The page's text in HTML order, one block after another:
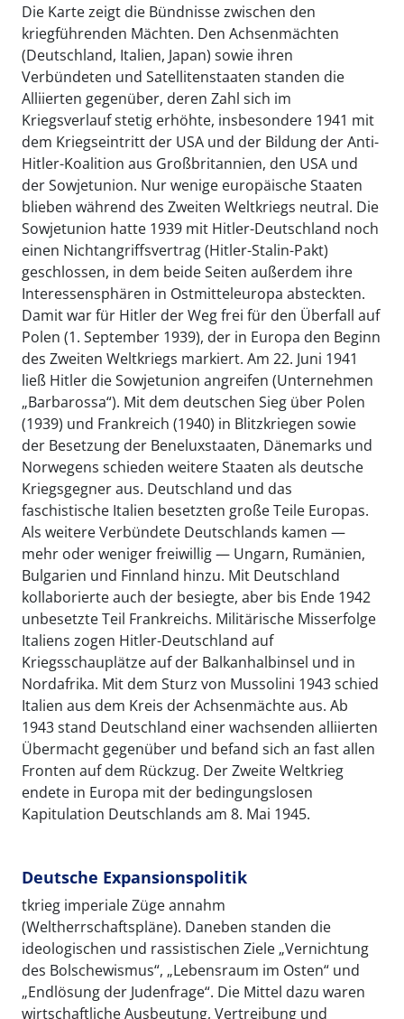
Die Karte zeigt die Bündnisse zwischen den
kriegführenden Mächten. Den Achsenmächten
(Deutschland, Italien, Japan) sowie ihren
Verbündeten und Satellitenstaaten standen die
Alliierten gegenüber, deren Zahl sich im
Kriegsverlauf stetig erhöhte, insbesondere 1941 mit
dem Kriegseintritt der USA und der Bildung der Anti-
Hitler-Koalition aus Großbritannien, den USA und
der Sowjetunion. Nur wenige europäische Staaten
blieben während des Zweiten Weltkriegs neutral. Die
Sowjetunion hatte 1939 mit Hitler-Deutschland noch
einen Nichtangriffsvertrag (Hitler-Stalin-Pakt)
geschlossen, in dem beide Seiten außerdem ihre
Interessensphären in Ostmitteleuropa absteckten.
Damit war für Hitler der Weg frei für den Überfall auf
Polen (1. September 1939), der in Europa den Beginn
des Zweiten Weltkriegs markiert. Am 22. Juni 1941
ließ Hitler die Sowjetunion angreifen (Unternehmen
„Barbarossa“). Mit dem deutschen Sieg über Polen
(1939) und Frankreich (1940) in Blitzkriegen sowie
der Besetzung der Beneluxstaaten, Dänemarks und
Norwegens schieden weitere Staaten als deutsche
Kriegsgegner aus. Deutschland und das
faschistische Italien besetzten große Teile Europas.
Als weitere Verbündete Deutschlands kamen —
mehr oder weniger freiwillig — Ungarn, Rumänien,
Bulgarien und Finnland hinzu. Mit Deutschland
kollaborierte auch der besiegte, aber bis Ende 1942
unbesetzte Teil Frankreichs. Militärische Misserfolge
Italiens zogen Hitler-Deutschland auf
Kriegsschauplätze auf der Balkanhalbinsel und in
Nordafrika. Mit dem Sturz von Mussolini 1943 schied
Italien aus dem Kreis der Achsenmächte aus. Ab
1943 stand Deutschland einer wachsenden alliierten
Übermacht gegenüber und befand sich an fast allen
Fronten auf dem Rückzug. Der Zweite Weltkrieg
endete in Europa mit der bedingungslosen
Kapitulation Deutschlands am 8. Mai 1945.
Deutsche Expansionspolitik
tkrieg imperiale Züge annahm
(Weltherrschaftspläne). Daneben standen die
ideologischen und rassistischen Ziele „Vernichtung
des Bolschewismus“, „Lebensraum im Osten“ und
„Endlösung der Judenfrage“. Die Mittel dazu waren
wirtschaftliche Ausbeutung, Vertreibung und